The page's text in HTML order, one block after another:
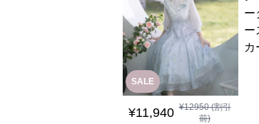
SALE
¥11,940 ¥12950(割引
前)